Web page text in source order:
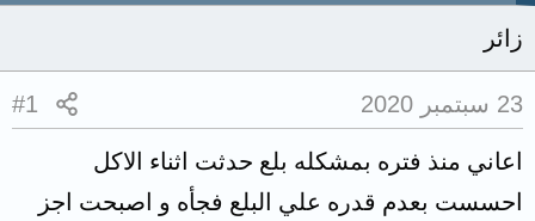
زائر
23 سبتمبر 2020 #1
اعاني منذ فتره بمشكله بلع حدثت اثناء الاكل
احسست بعدم قدره علي البلع فجأه و اصبحت اجز